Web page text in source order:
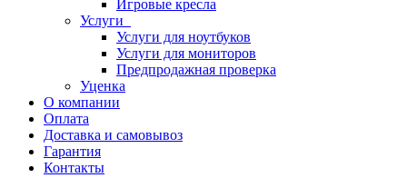
Игровые кресла
Услуги
Услуги для ноутбуков
Услуги для мониторов
Предпродажная проверка
Уценка
О компании
Оплата
Доставка и самовывоз
Гарантия
Контакты